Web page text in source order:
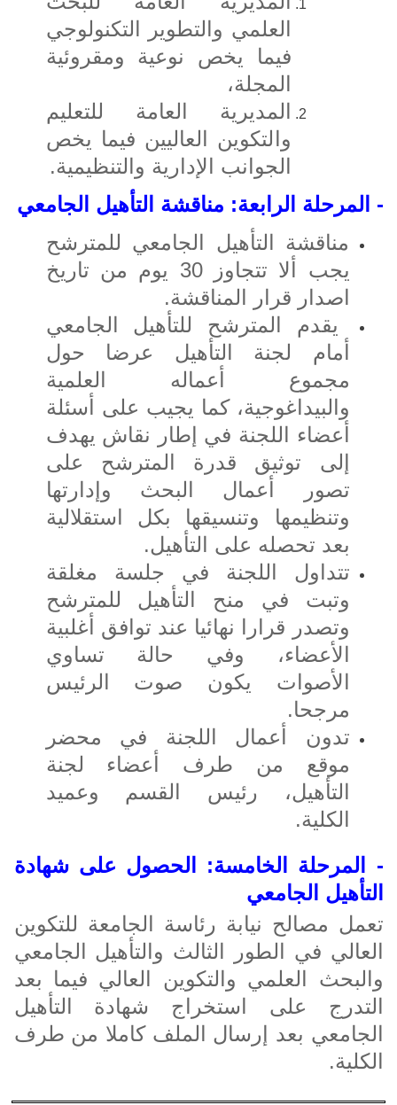
العلمي والتطوير التكنولوجي
فيما يخص نوعية ومقروئية
المجلة،
المديرية العامة للتعليم
والتكوين العاليين فيما يخص
الجوانب الإدارية والتنظيمية.
- المرحلة الرابعة: مناقشة التأهيل الجامعي
مناقشة التأهيل الجامعي للمترشح
يجب ألا تتجاوز 30 يوم من تاريخ
اصدار قرار المناقشة.
يقدم المترشح للتأهيل الجامعي
أمام لجنة التأهيل عرضا حول
مجموع أعماله العلمية
والبيداغوجية، كما يجيب على أسئلة
أعضاء اللجنة في إطار نقاش يهدف
إلى توثيق قدرة المترشح على
تصور أعمال البحث وإدارتها
وتنظيمها وتنسيقها بكل استقلالية
بعد تحصله على التأهيل.
تتداول اللجنة في جلسة مغلقة
وتبت في منح التأهيل للمترشح
وتصدر قرارا نهائيا عند توافق أغلبية
الأعضاء، وفي حالة تساوي
الأصوات يكون صوت الرئيس
مرجحا.
تدون أعمال اللجنة في محضر
موقع من طرف أعضاء لجنة
التأهيل، رئيس القسم وعميد
الكلية.
- المرحلة الخامسة: الحصول على شهادة
التأهيل الجامعي
تعمل مصالح نيابة رئاسة الجامعة للتكوين
العالي في الطور الثالث والتأهيل الجامعي
والبحث العلمي والتكوين العالي فيما بعد
التدرج على استخراج شهادة التأهيل
الجامعي بعد إرسال الملف كاملا من طرف
الكلية.